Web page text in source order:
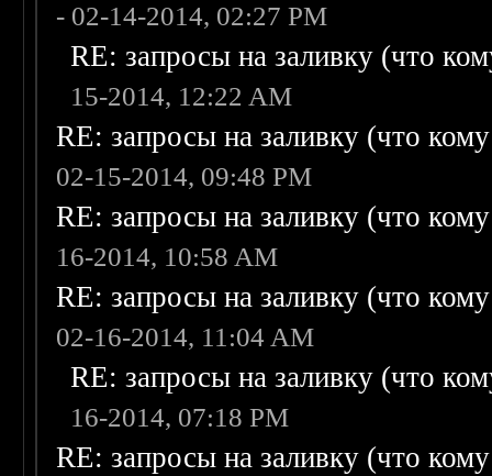
- 02-14-2014, 02:27 PM
RE: запросы на заливку (что
15-2014, 12:22 AM
RE: запросы на заливку (что
02-15-2014, 09:48 PM
RE: запросы на заливку (что
16-2014, 10:58 AM
RE: запросы на заливку (что
02-16-2014, 11:04 AM
RE: запросы на заливку (что
16-2014, 07:18 PM
RE: запросы на заливку (что